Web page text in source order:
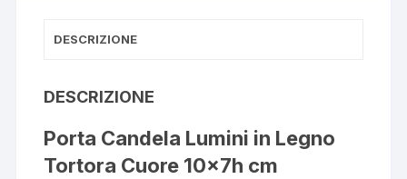
DESCRIZIONE
DESCRIZIONE
Porta Candela Lumini in Legno
Tortora Cuore 10x7h cm